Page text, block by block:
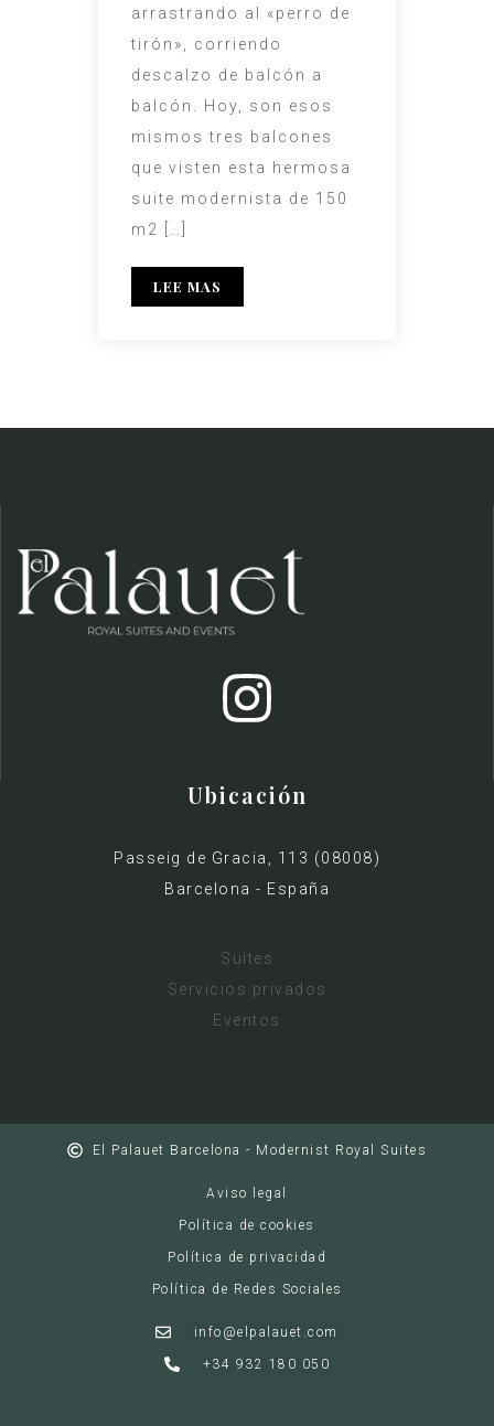
arrastrando al «perro de
tirón», corriendo
descalzo de balcón a
balcón. Hoy, son esos
mismos tres balcones
que visten esta hermosa
suite modernista de 150
m2 […]
LEE MAS
Ubicación
Passeig de Gracia, 113 (08008)
Barcelona - España
Suites
Servicios privados
Eventos
El Palauet Barcelona - Modernist Royal Suites
Aviso legal
Política de cookies
Política de privacidad
Política de Redes Sociales
info@elpalauet.com
+34 932 180 050